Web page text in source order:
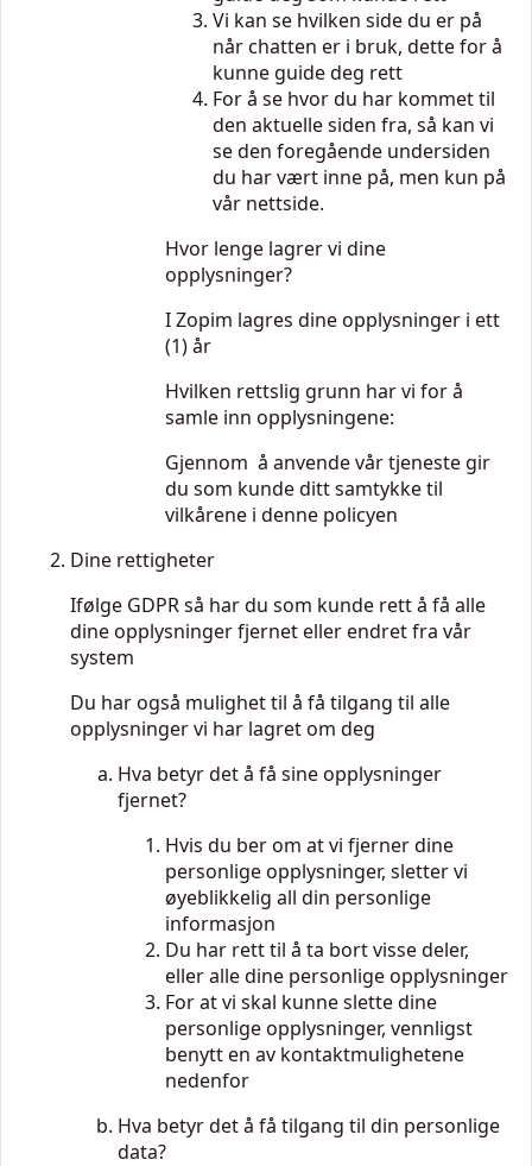
Vi kan se hvilken side du er på
når chatten er i bruk, dette for å
kunne guide deg rett
For å se hvor du har kommet til
den aktuelle siden fra, så kan vi
se den foregående undersiden
du har vært inne på, men kun på
vår nettside.
Hvor lenge lagrer vi dine
opplysninger?
I Zopim lagres dine opplysninger i ett
(1) år
Hvilken rettslig grunn har vi for å
samle inn opplysningene:
Gjennom å anvende vår tjeneste gir
du som kunde ditt samtykke til
vilkårene i denne policyen
Dine rettigheter
Ifølge GDPR så har du som kunde rett å få alle
dine opplysninger fjernet eller endret fra vår
system
Du har også mulighet til å få tilgang til alle
opplysninger vi har lagret om deg
Hva betyr det å få sine opplysninger
fjernet?
Hvis du ber om at vi fjerner dine
personlige opplysninger, sletter vi
øyeblikkelig all din personlige
informasjon
Du har rett til å ta bort visse deler,
eller alle dine personlige opplysninger
For at vi skal kunne slette dine
personlige opplysninger, vennligst
benytt en av kontaktmulighetene
nedenfor
Hva betyr det å få tilgang til din personlige
data?